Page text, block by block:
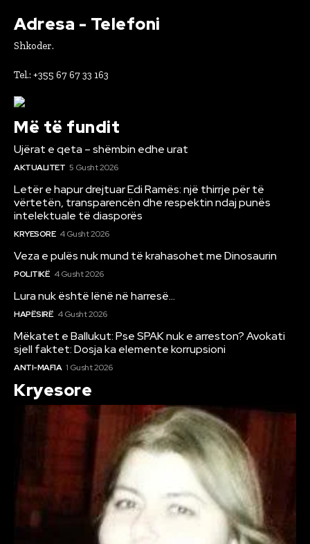
Adresa - Telefoni
Shkoder.
Tel.: +355 67 67 33 163
Më të fundit
Ujërat e qeta – shëmbin edhe urat
AKTUALITET 5 Gusht 2026
Letër e hapur drejtuar Edi Ramës: një thirrje për të
vërtetën, transparencën dhe respektin ndaj punës
intelektuale të diasporës
KRYESORE 4 Gusht 2026
Veza e pulës nuk mund të krahasohet me Dinosaurin
POLITIKË 4 Gusht 2026
Lura nuk është lënë në harresë…
HAPËSIRË 4 Gusht 2026
Mëkatet e Ballukut: Pse SPAK nuk e arreston? Avokati
sjell faktet: Dosja ka elemente korrupsioni
ANTI-MAFIA 1 Gusht 2026
Kryesore